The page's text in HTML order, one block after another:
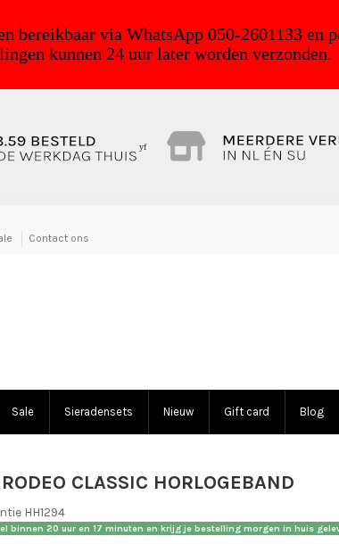
bereikbaar via WhatsApp 050-2601133
kunnen 24 uur later worden verzonden.
yf
Contact ons
Sale Sieradensets Nieuw Gift card Blog
CLASSIC HORLOGEBAND
HH1294
binnen 20 uur en 17 minuten en krijg je bestelling morgen in huis